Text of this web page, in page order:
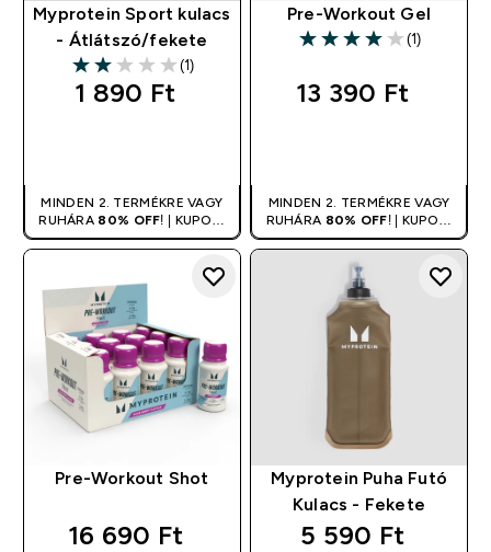
Myprotein Sport kulacs
- Átlátszó/fekete
2 out of 5 stars
(1)
1 890 Ft‎
MINDEN 2. TERMÉKRE VAGY
RUHÁRA 80% OFF! | KUPON:
DUPLA
Pre-Workout Gel
4 out of 5 stars
(1)
13 390 Ft‎
MINDEN 2. TERMÉKRE VAGY
RUHÁRA 80% OFF! | KUPON:
DUPLA
Pre-Workout Shot
16 690 Ft‎
Myprotein Puha Futó
Kulacs - Fekete
5 590 Ft‎